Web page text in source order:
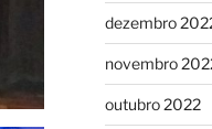
dezembro
novembro
outubro 2022